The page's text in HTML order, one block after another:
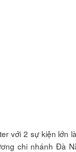
với 2 sự kiện lớn
chi nhánh Đà